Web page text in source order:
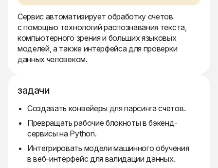
Сервис автоматизирует обработку счетов
с помощью технологий распознавания текста,
компьютерного зрения и больших языковых
моделей, а также интерфейса для проверки
данных человеком.
задачи
Создавать конвейеры для парсинга счетов.
Превращать рабочие блокноты в бэкенд-
сервисы на Python.
Интегрировать модели машинного обучения
в веб-интерфейс для валидации данных.